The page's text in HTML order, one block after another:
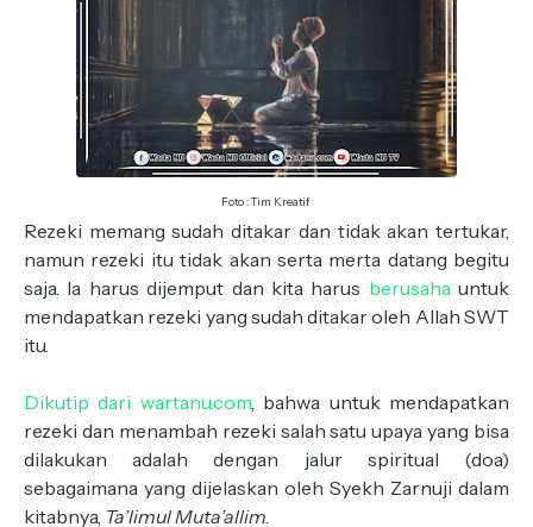
Foto : Tim Kreatif
Rezeki memang sudah ditakar dan tidak akan tertukar,
namun rezeki itu tidak akan serta merta datang begitu
saja. Ia harus dijemput dan kita harus berusahauntuk
mendapatkan rezeki yang sudah ditakar oleh Allah SWT
itu.
Dikutip dari wartanu.com, bahwa untuk mendapatkan
rezeki dan menambah rezeki salah satu upaya yang bisa
dilakukan adalah dengan jalur spiritual (doa)
sebagaimana yang dijelaskan oleh Syekh Zarnuji dalam
kitabnya, Ta’limul Muta’allim.